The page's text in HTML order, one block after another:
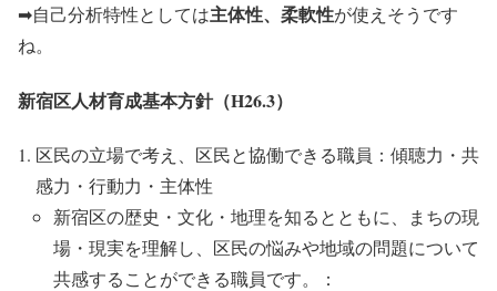
➡自己分析特性としては主体性、柔軟性が使えそうです
ね。
新宿区人材育成基本方針（H26.3）
区民の立場で考え、区民と協働できる職員： 傾聴力・共
感力・行動力・主体性
新宿区の歴史・文化・地理を知るとともに、まちの現
場・現実を理解し、区民の悩みや地域の問題について
共感することができる職員です。：